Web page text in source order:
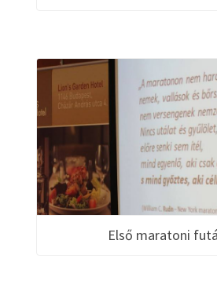
Első maratoni